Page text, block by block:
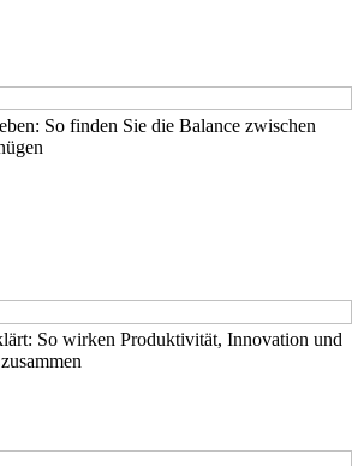
So finden Sie die Balance zwischen
So wirken Produktivität, Innovation und